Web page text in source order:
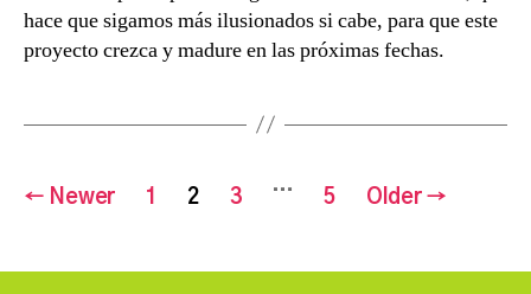
hace que sigamos más ilusionados si cabe, para que este
proyecto crezca y madure en las próximas fechas.
Posts
← Newer 1 2 3 … 5 Older →